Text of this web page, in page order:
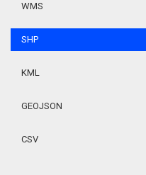
WMS
SHP
KML
GEOJSON
CSV